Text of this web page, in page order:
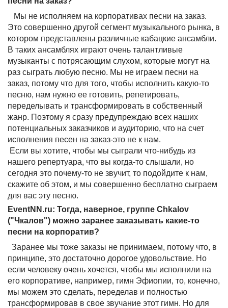
Мы не исполняем на корпоративах песни на заказ.
Это совершенно другой сегмент музыкального рынка, в
котором представлены различные кабацкие ансамбли.
В таких ансамблях играют очень талантливые
музыканты с потрясающим слухом, которые могут на
раз сыграть любую песню. Мы не играем песни на
заказ, потому что для того, чтобы исполнить какую-то
песню, нам нужно ее готовить, репетировать,
переделывать и трансформировать в собственный
жанр. Поэтому я сразу предупреждаю всех наших
потенциальных заказчиков и аудиторию, что на счет
исполнения песен на заказ-это не к нам.
Если вы хотите, чтобы мы сыграли что-нибудь из
нашего репертуара, что вы когда-то слышали, но
сегодня это почему-то не звучит, то подойдите к нам,
скажите об этом, и мы совершенно бесплатно сыграем
для вас эту песню.
EventNN.ru: Тогда, наверное, группе Chkalov
("Чкалов") можно заранее заказывать какие-то
песни на корпоратив?
Заранее мы тоже заказы не принимаем, потому что, в
принципе, это достаточно дорогое удовольствие. Но
если человеку очень хочется, чтобы мы исполнили на
его корпоративе, например, гимн Эфиопии, то, конечно,
мы можем это сделать, переделав и полностью
трансформировав в свое звучание этот гимн. Но для